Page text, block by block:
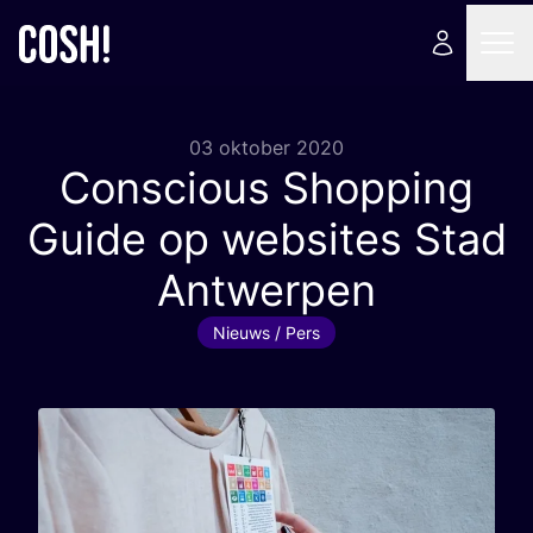
03 oktober 2020
Conscious Shopping
Guide op websites Stad
Antwerpen
Nieuws / Pers